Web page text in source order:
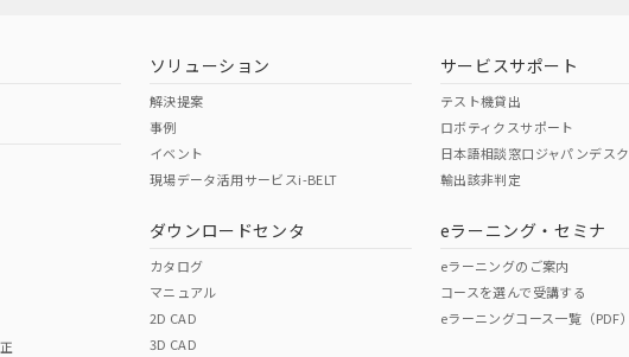
ソリューション
解決提案
事例
イベント
現場データ活用サービスi-BELT
ダウンロードセンタ
カタログ
マニュアル
2D CAD
3D CAD
サービスサポート
テスト機貸出
ロボティクスサポート
日本語相談窓口ジャパンデスク
輸出該非判定
eラーニング・セミナ
eラーニングのご案内
コースを選んで受講する
eラーニングコース一覧（PDF）